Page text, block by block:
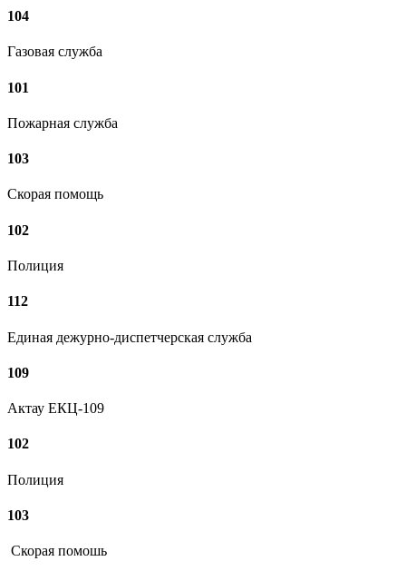
104
Газовая служба
101
Пожарная служба
103
Скорая помощь
102
Полиция
112
Единая дежурно-диспетчерская служба
109
Актау ЕКЦ-109
102
Полиция
103
Скорая помошь